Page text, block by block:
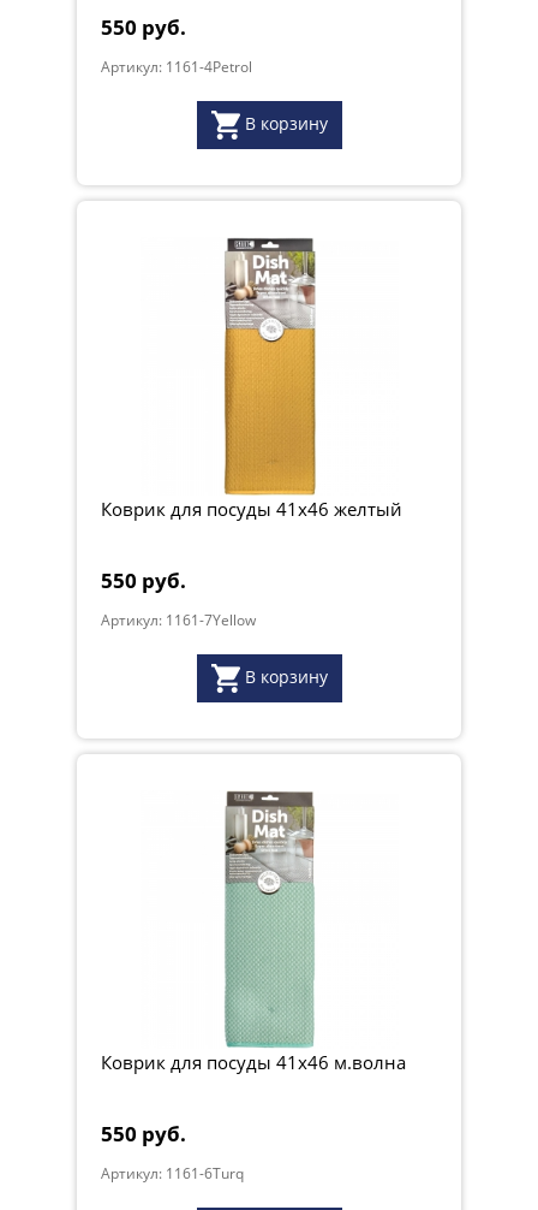
550 руб.
Артикул: 1161-4Petrol
В корзину
Коврик для посуды 41х46 желтый
550 руб.
Артикул: 1161-7Yellow
В корзину
Коврик для посуды 41х46 м.волна
550 руб.
Артикул: 1161-6Turq